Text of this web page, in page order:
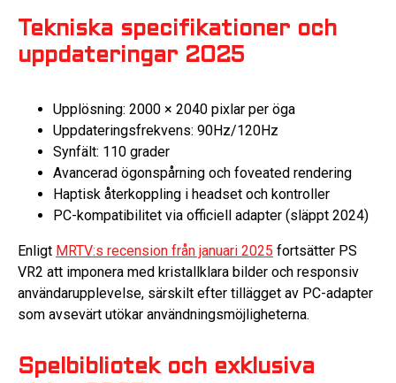
Tekniska specifikationer och
uppdateringar 2025
Upplösning: 2000 × 2040 pixlar per öga
Uppdateringsfrekvens: 90Hz/120Hz
Synfält: 110 grader
Avancerad ögonspårning och foveated rendering
Haptisk återkoppling i headset och kontroller
PC-kompatibilitet via officiell adapter (släppt 2024)
Enligt MRTV:s recension från januari 2025 fortsätter PS
VR2 att imponera med kristallklara bilder och responsiv
användarupplevelse, särskilt efter tillägget av PC-adapter
som avsevärt utökar användningsmöjligheterna.
Spelbibliotek och exklusiva